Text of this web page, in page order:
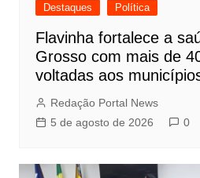
Destaques Política
Flavinha fortalece a
Grosso com mais de
voltadas aos
Redação Portal News
5 de agosto de 2026
0